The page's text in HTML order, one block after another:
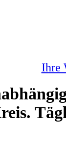
Ihre